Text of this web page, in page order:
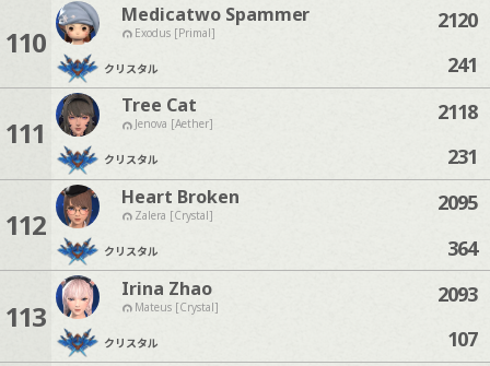
110
Medicatwo Spammer
Exodus [Primal]
クリスタル
2120
241
111
Tree Cat
Jenova [Aether]
クリスタル
2118
231
112
Heart Broken
Zalera [Crystal]
クリスタル
2095
364
113
Irina Zhao
Mateus [Crystal]
クリスタル
2093
107